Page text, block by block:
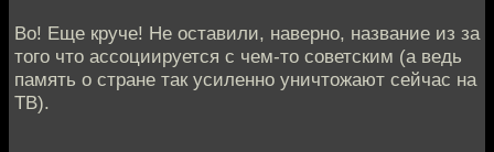
Во! Еще круче! Не оставили, наверно, название из за
того что ассоциируется с чем-то советским (а ведь
память о стране так усиленно уничтожают сейчас на
ТВ).